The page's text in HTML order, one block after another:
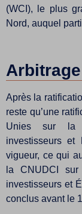
(WCI), le plus
Nord, auquel
Après la
reste qu’une
Unies sur la
investisseurs et
vigueur, ce qui
la CNUDCI
investisseurs et
conclus avant le 1